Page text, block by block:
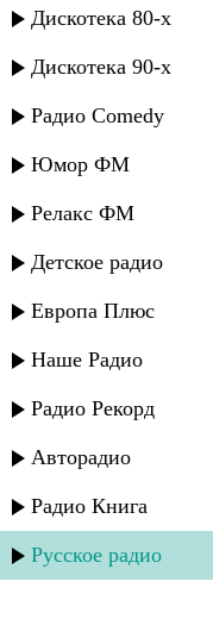
Дискотека 80-х
Дискотека 90-х
Радио Comedy
Юмор ФМ
Релакс ФМ
Детское радио
Европа Плюс
Наше Радио
Радио Рекорд
Авторадио
Радио Книга
Русское радио
Кавказ группа -
Айшат Айсаева
Апанди
Кавказ группа -
Однажды на
Асланбек
Кавказ
Магомед
Асадула